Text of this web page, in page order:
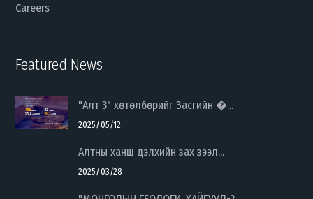
Careers
Featured News
"Алт 3" хөтөлбөрийг Засгийн �...
2025/05/12
Алтны ханш дэлхийн зах зээл...
2025/03/28